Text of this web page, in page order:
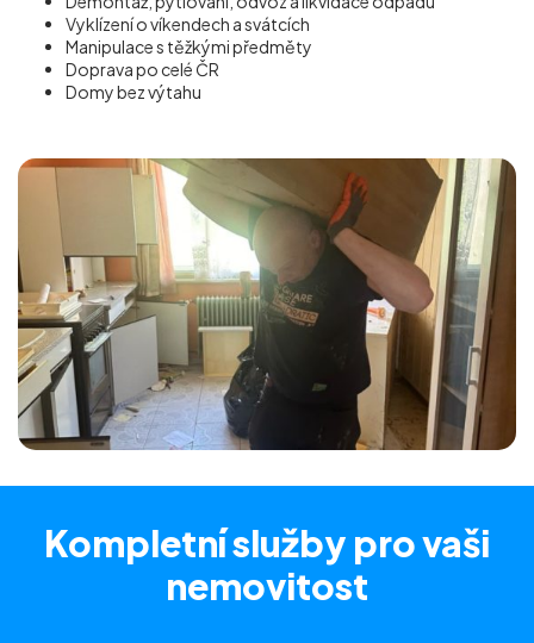
Vyklízení o víkendech a svátcích
Manipulace s těžkými předměty
Doprava po celé ČR
Domy bez výtahu
Kompletní služby pro vaši
nemovitost